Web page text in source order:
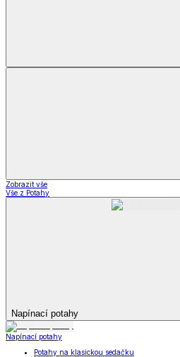
Zobrazit vše
Vše z Potahy
Napínací potahy
Napínací potahy
Potahy na klasickou sedačku